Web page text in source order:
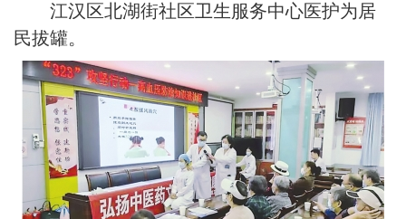
江汉区北湖街社区卫生服务中心医护为居
民拔罐。